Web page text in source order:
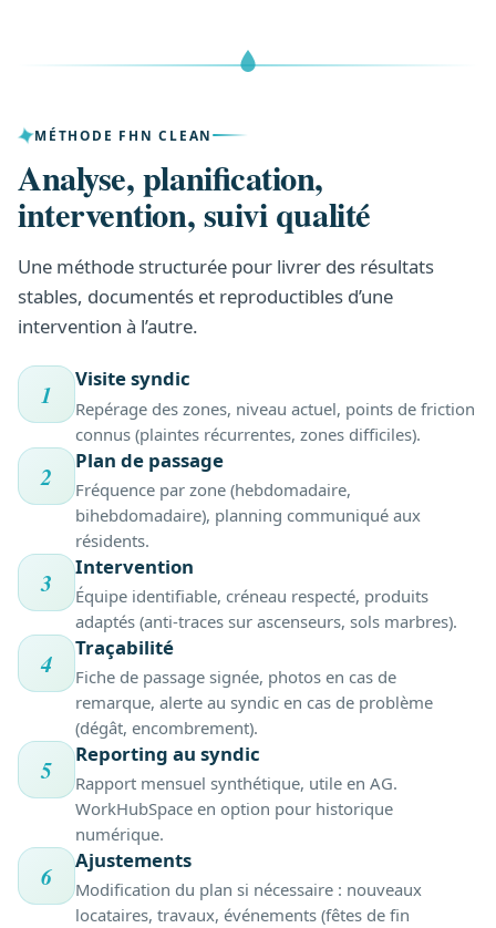
MÉTHODE FHN CLEAN
Analyse, planification,
intervention, suivi qualité
Une méthode structurée pour livrer des résultats
stables, documentés et reproductibles d’une
intervention à l’autre.
1
Visite syndic
Repérage des zones, niveau actuel, points de friction
connus (plaintes récurrentes, zones difficiles).
2
Plan de passage
Fréquence par zone (hebdomadaire,
bihebdomadaire), planning communiqué aux
résidents.
3
Intervention
Équipe identifiable, créneau respecté, produits
adaptés (anti-traces sur ascenseurs, sols marbres).
4
Traçabilité
Fiche de passage signée, photos en cas de
remarque, alerte au syndic en cas de problème
(dégât, encombrement).
5
Reporting au syndic
Rapport mensuel synthétique, utile en AG.
WorkHubSpace en option pour historique
numérique.
6
Ajustements
Modification du plan si nécessaire : nouveaux
locataires, travaux, événements (fêtes de fin